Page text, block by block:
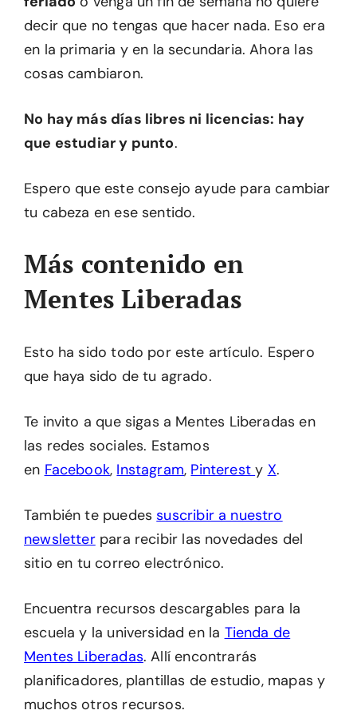
decir que no tengas que hacer nada. Eso era
en la primaria y en la secundaria. Ahora las
cosas cambiaron.
No hay más días libres ni licencias: hay
que estudiar y punto.
Espero que este consejo ayude para cambiar
tu cabeza en ese sentido.
Más contenido en
Mentes Liberadas
Esto ha sido todo por este artículo. Espero
que haya sido de tu agrado.
Te invito a que sigas a Mentes Liberadas en
las redes sociales. Estamos
en Facebook, Instagram, Pinteresty X.
También te puedessuscribir a nuestro
newsletterpara recibir las novedades del
sitio en tu correo electrónico.
Encuentra recursos descargables para la
escuela y la universidad en la Tienda de
Mentes Liberadas. Allí encontrarás
planificadores, plantillas de estudio, mapas y
muchos otros recursos.